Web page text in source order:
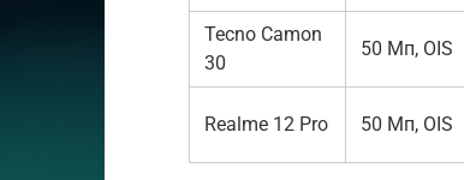
Tecno Camon
30
50 Мп, OIS
Realme 12 Pro 50 Мп, OIS